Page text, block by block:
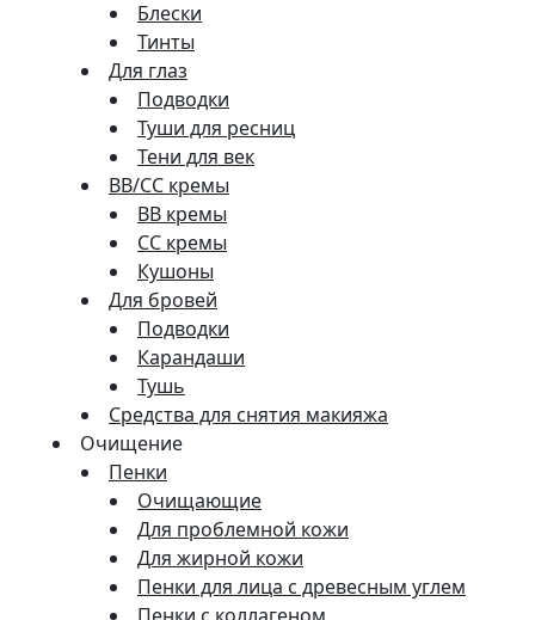
Блески
Тинты
Для глаз
Подводки
Туши для ресниц
Тени для век
BB/CC кремы
BB кремы
СС кремы
Кушоны
Для бровей
Подводки
Карандаши
Тушь
Средства для снятия макияжа
Очищение
Пенки
Очищающие
Для проблемной кожи
Для жирной кожи
Пенки для лица с древесным углем